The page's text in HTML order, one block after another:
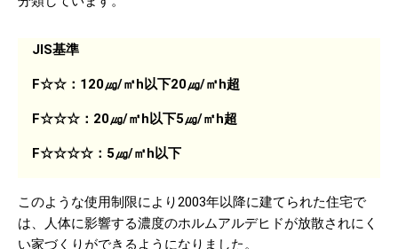
JIS基準
F☆☆：120㎍/㎡h以下20㎍/㎡h超
F☆☆☆：20㎍/㎡h以下5㎍/㎡h超
F☆☆☆☆：5㎍/㎡h以下
このような使用制限により2003年以降に建てられた住宅で
は、人体に影響する濃度のホルムアルデヒドが放散されにく
い家づくりができるようになりました。